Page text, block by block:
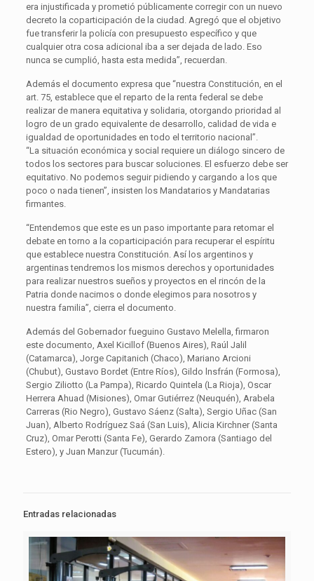
era injustificada y prometió públicamente corregir con un nuevo
decreto la coparticipación de la ciudad. Agregó que el objetivo
fue transferir la policía con presupuesto específico y que
cualquier otra cosa adicional iba a ser dejada de lado. Eso
nunca se cumplió, hasta esta medida”, recuerdan.
Además el documento expresa que “nuestra Constitución, en el
art. 75, establece que el reparto de la renta federal se debe
realizar de manera equitativa y solidaria, otorgando prioridad al
logro de un grado equivalente de desarrollo, calidad de vida e
igualdad de oportunidades en todo el territorio nacional”.
“La situación económica y social requiere un diálogo sincero de
todos los sectores para buscar soluciones. El esfuerzo debe ser
equitativo. No podemos seguir pidiendo y cargando a los que
poco o nada tienen”, insisten los Mandatarios y Mandatarias
firmantes.
“Entendemos que este es un paso importante para retomar el
debate en torno a la coparticipación para recuperar el espíritu
que establece nuestra Constitución. Así los argentinos y
argentinas tendremos los mismos derechos y oportunidades
para realizar nuestros sueños y proyectos en el rincón de la
Patria donde nacimos o donde elegimos para nosotros y
nuestra familia”, cierra el documento.
Además del Gobernador fueguino Gustavo Melella, firmaron
este documento, Axel Kicillof (Buenos Aires), Raúl Jalil
(Catamarca), Jorge Capitanich (Chaco), Mariano Arcioni
(Chubut), Gustavo Bordet (Entre Ríos), Gildo lnsfrán (Formosa),
Sergio Ziliotto (La Pampa), Ricardo Quintela (La Rioja), Oscar
Herrera Ahuad (Misiones), Omar Gutiérrez (Neuquén), Arabela
Carreras (Rio Negro), Gustavo Sáenz (Salta), Sergio Uñac (San
Juan), Alberto Rodríguez Saá (San Luis), Alicia Kirchner (Santa
Cruz), Omar Perotti (Santa Fe), Gerardo Zamora (Santiago del
Estero), y Juan Manzur (Tucumán).
Entradas relacionadas